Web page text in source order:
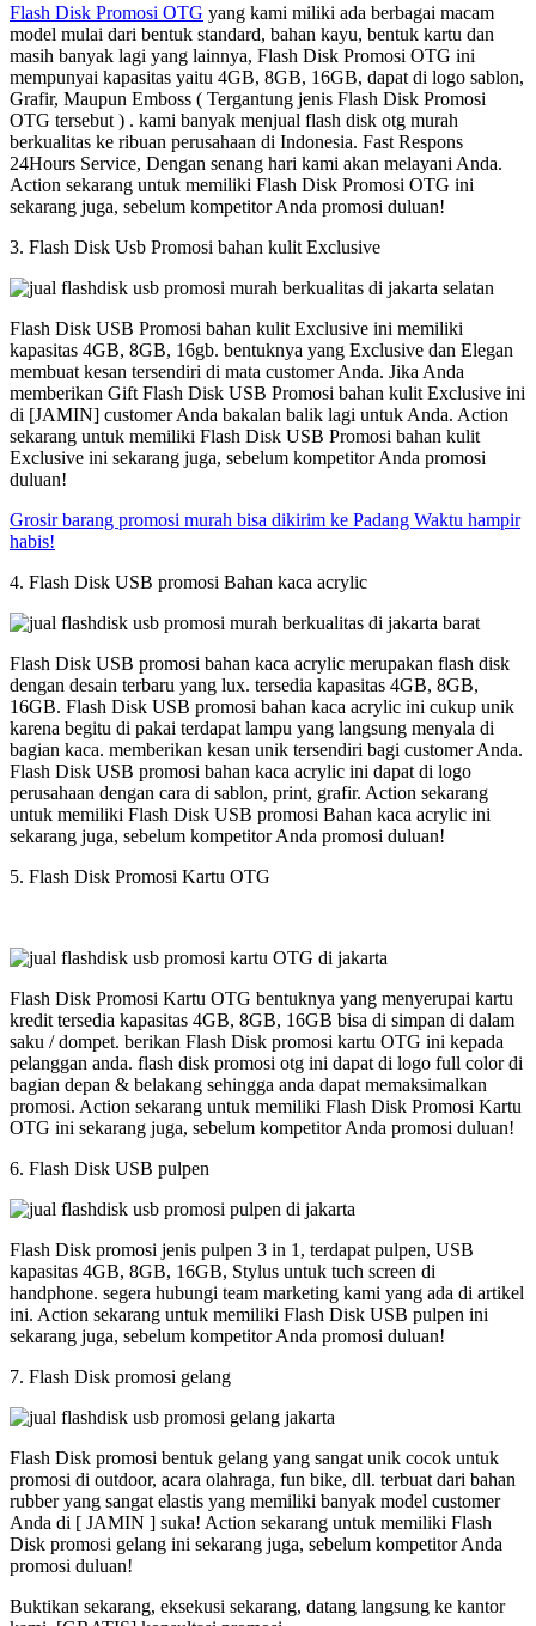
Flash Disk Promosi OTG yang kami miliki ada berbagai macam
model mulai dari bentuk standard, bahan kayu, bentuk kartu dan
masih banyak lagi yang lainnya, Flash Disk Promosi OTG ini
mempunyai kapasitas yaitu 4GB, 8GB, 16GB, dapat di logo sablon,
Grafir, Maupun Emboss ( Tergantung jenis Flash Disk Promosi
OTG tersebut ) . kami banyak menjual flash disk otg murah
berkualitas ke ribuan perusahaan di Indonesia. Fast Respons
24Hours Service, Dengan senang hari kami akan melayani Anda.
Action sekarang untuk memiliki Flash Disk Promosi OTG ini
sekarang juga, sebelum kompetitor Anda promosi duluan!
3. Flash Disk Usb Promosi bahan kulit Exclusive
Flash Disk USB Promosi bahan kulit Exclusive ini memiliki
kapasitas 4GB, 8GB, 16gb. bentuknya yang Exclusive dan Elegan
membuat kesan tersendiri di mata customer Anda. Jika Anda
memberikan Gift Flash Disk USB Promosi bahan kulit Exclusive ini
di [JAMIN] customer Anda bakalan balik lagi untuk Anda. Action
sekarang untuk memiliki Flash Disk USB Promosi bahan kulit
Exclusive ini sekarang juga, sebelum kompetitor Anda promosi
duluan!
Grosir barang promosi murah bisa dikirim ke Padang Waktu hampir
habis!
4. Flash Disk USB promosi Bahan kaca acrylic
Flash Disk USB promosi bahan kaca acrylic merupakan flash disk
dengan desain terbaru yang lux. tersedia kapasitas 4GB, 8GB,
16GB. Flash Disk USB promosi bahan kaca acrylic ini cukup unik
karena begitu di pakai terdapat lampu yang langsung menyala di
bagian kaca. memberikan kesan unik tersendiri bagi customer Anda.
Flash Disk USB promosi bahan kaca acrylic ini dapat di logo
perusahaan dengan cara di sablon, print, grafir. Action sekarang
untuk memiliki Flash Disk USB promosi Bahan kaca acrylic ini
sekarang juga, sebelum kompetitor Anda promosi duluan!
5. Flash Disk Promosi Kartu OTG
Flash Disk Promosi Kartu OTG bentuknya yang menyerupai kartu
kredit tersedia kapasitas 4GB, 8GB, 16GB bisa di simpan di dalam
saku / dompet. berikan Flash Disk promosi kartu OTG ini kepada
pelanggan anda. flash disk promosi otg ini dapat di logo full color di
bagian depan & belakang sehingga anda dapat memaksimalkan
promosi. Action sekarang untuk memiliki Flash Disk Promosi Kartu
OTG ini sekarang juga, sebelum kompetitor Anda promosi duluan!
6. Flash Disk USB pulpen
Flash Disk promosi jenis pulpen 3 in 1, terdapat pulpen, USB
kapasitas 4GB, 8GB, 16GB, Stylus untuk tuch screen di
handphone. segera hubungi team marketing kami yang ada di artikel
ini. Action sekarang untuk memiliki Flash Disk USB pulpen ini
sekarang juga, sebelum kompetitor Anda promosi duluan!
7. Flash Disk promosi gelang
Flash Disk promosi bentuk gelang yang sangat unik cocok untuk
promosi di outdoor, acara olahraga, fun bike, dll. terbuat dari bahan
rubber yang sangat elastis yang memiliki banyak model customer
Anda di [ JAMIN ] suka! Action sekarang untuk memiliki Flash
Disk promosi gelang ini sekarang juga, sebelum kompetitor Anda
promosi duluan!
Buktikan sekarang, eksekusi sekarang, datang langsung ke kantor